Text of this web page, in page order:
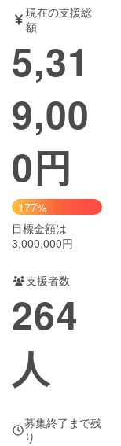
音楽
ゲーム・サ
Creation
コミュニティ
現在の支援総
額
5,31
9,00
0円
177%
目標金額は
3,000,000円
支援者数
264
人
募集終了まで残
り